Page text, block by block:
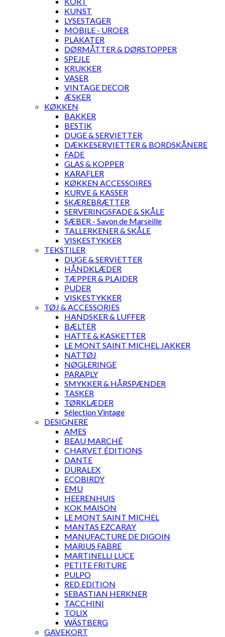
KUNST
LYSESTAGER
MOBILE - UROER
PLAKATER
DØRMÅTTER & DØRSTOPPER
SPEJLE
KRUKKER
VASER
VINTAGE DECOR
ÆSKER
KØKKEN
BAKKER
BESTIK
DUGE & SERVIETTER
DÆKKESERVIETTER & BORDSKÅNERE
FADE
GLAS & KOPPER
KARAFLER
KØKKEN ACCESSOIRES
KURVE & KASSER
SKÆREBRÆTTER
SERVERINGSFADE & SKÅLE
SÆBER - Savon de Marseille
TALLERKENER & SKÅLE
VISKESTYKKER
TEKSTILER
DUGE & SERVIETTER
HÅNDKLÆDER
TÆPPER & PLAIDER
PUDER
VISKESTYKKER
TØJ & ACCESSORIES
HANDSKER & LUFFER
BÆLTER
HATTE & KASKETTER
LE MONT SAINT MICHEL JAKKER
NATTØJ
NØGLERINGE
PARAPLY
SMYKKER & HÅRSPÆNDER
TASKER
TØRKLÆDER
Sélection Vintage
DESIGNERE
AMES
BEAU MARCHÉ
CHARVET ÉDITIONS
DANTE
DURALEX
ECOBIRDY
EMU
HEERENHUIS
KOK MAISON
LE MONT SAINT MICHEL
MANTAS EZCARAY
MANUFACTURE DE DIGOIN
MARIUS FABRE
MARTINELLI LUCE
PETITE FRITURE
PULPO
RED EDITION
SEBASTIAN HERKNER
TACCHINI
TOLIX
WÄSTBERG
GAVEKORT